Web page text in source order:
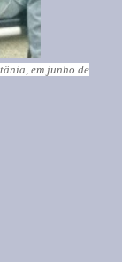
em junho de